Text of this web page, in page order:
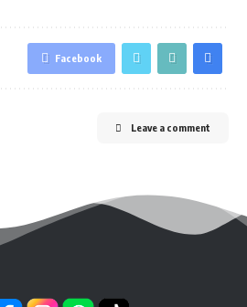
Facebook
Leave a comment